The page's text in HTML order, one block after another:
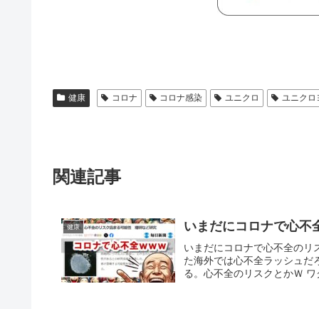
健康 コロナ コロナ感染 ユニクロ ユニク
関連記事
健康 いまだにコロナで心不
いまだにコロナで心不全のリ
た海外では心不全ラッシュだ
る。心不全のリスクとかＷ